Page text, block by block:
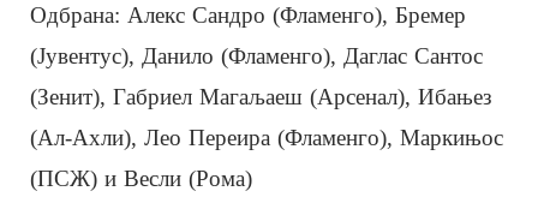
Одбрана: Алекс Сандро (Фламенго), Бремер
(Јувентус), Данило (Фламенго), Даглас Сантос
(Зенит), Габриел Магаљаеш (Арсенал), Ибањез
(Ал-Ахли), Лео Переира (Фламенго), Маркињос
(ПСЖ) и Весли (Рома)